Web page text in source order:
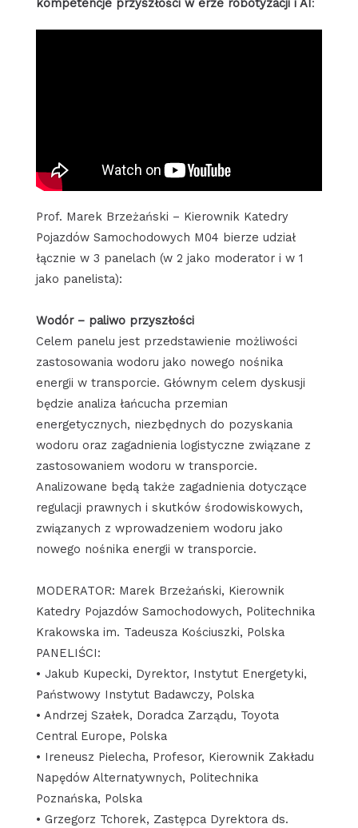
Prof. Marek Brzeżański – Kierownik Katedry
Pojazdów Samochodowych M04 bierze udział
łącznie w 3 panelach (w 2 jako moderator i w 1
jako panelista):
Wodór – paliwo przyszłości
Celem panelu jest przedstawienie możliwości
zastosowania wodoru jako nowego nośnika
energii w transporcie. Głównym celem dyskusji
będzie analiza łańcucha przemian
energetycznych, niezbędnych do pozyskania
wodoru oraz zagadnienia logistyczne związane z
zastosowaniem wodoru w transporcie.
Analizowane będą także zagadnienia dotyczące
regulacji prawnych i skutków środowiskowych,
związanych z wprowadzeniem wodoru jako
nowego nośnika energii w transporcie.
MODERATOR: Marek Brzeżański, Kierownik
Katedry Pojazdów Samochodowych, Politechnika
Krakowska im. Tadeusza Kościuszki, Polska
PANELIŚCI:
• Jakub Kupecki, Dyrektor, Instytut Energetyki,
Państwowy Instytut Badawczy, Polska
• Andrzej Szałek, Doradca Zarządu, Toyota
Central Europe, Polska
• Ireneusz Pielecha, Profesor, Kierownik Zakładu
Napędów Alternatywnych, Politechnika
Poznańska, Polska
• Grzegorz Tchorek, Zastępca Dyrektora ds.